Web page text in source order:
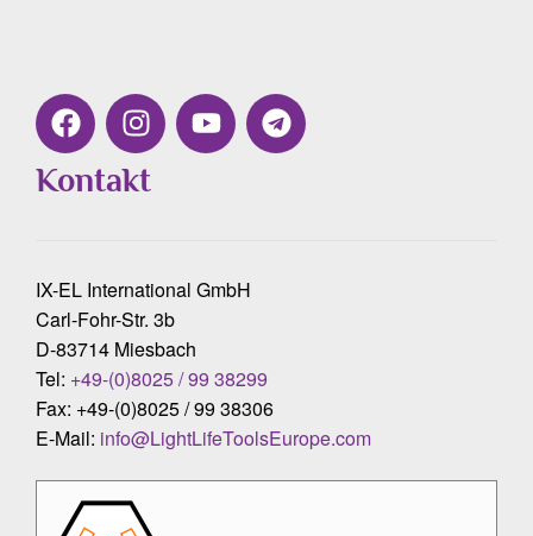
Kontakt
IX-EL International GmbH
Carl-Fohr-Str. 3b
D-83714 Miesbach
Tel: +49-(0)8025 / 99 38299
Fax: +49-(0)8025 / 99 38306
E-Mail: info@LightLifeToolsEurope.com